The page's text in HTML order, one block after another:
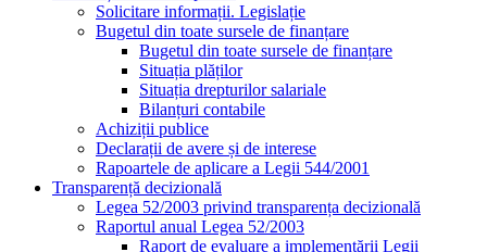
Solicitare informații. Legislație
Bugetul din toate sursele de finanțare
Bugetul din toate sursele de finanțare
Situația plăților
Situația drepturilor salariale
Bilanțuri contabile
Achiziții publice
Declarații de avere și de interese
Rapoartele de aplicare a Legii 544/2001
Transparență decizională
Legea 52/2003 privind transparența decizională
Raportul anual Legea 52/2003
Raport de evaluare a implementării Legii